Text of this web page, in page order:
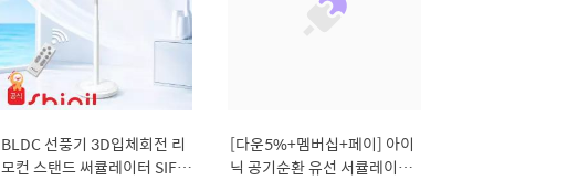
BLDC 선풍기 3D입체회전 리
모컨 스탠드 써큘레이터 SIF-
[다운5%+멤버십+페이] 아이
닉 공기순환 유선 서큘레이터